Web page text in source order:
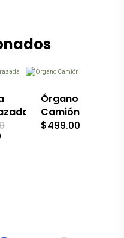
El
Órgano
Camión
$499.00